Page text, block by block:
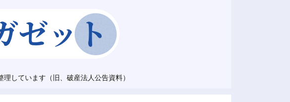
しています（旧、破産法人公告資料）